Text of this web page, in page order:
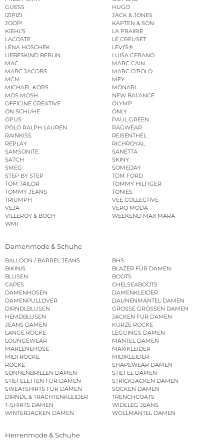
GUESS
HUGO
IZIPIZI
JACK & JONES
JOOP!
KAPTEN & SON
KIEHL’S
LA PRAIRIE
LACOSTE
LE CREUSET
LENA HOSCHEK
LEVI’S®
LIEBESKIND BERLIN
LUISA CERANO
MAC
MARC CAIN
MARC JACOBS
MARC O’POLO
MCM
MEY
MICHAEL KORS
MONARI
MOS MOSH
NEW BALANCE
OFFICINE CREATIVE
OLYMP
ON SCHUHE
ONLY
OPUS
PAUL GREEN
POLO RALPH LAUREN
RAGWEAR
RAINKISS
REISENTHEL
REPLAY
RICHROYAL
SAMSONITE
SANETTA
SATCH
SKINY
SMEG
SOMEDAY
STEP BY STEP
TOM FORD
TOM TAILOR
TOMMY HILFIGER
TOMMY JEANS
TONIES
TRIUMPH
VEE COLLECTIVE
VEJA
VERO MODA
VILLEROY & BOCH
WEEKEND MAX MARA
WMF
Damenmode & Schuhe
BALLOON / BARREL JEANS
BHS
BIKINIS
BLAZER FÜR DAMEN
BLUSEN
BOOTS
CAPES
CHELSEABOOTS
DAMENHOSEN
DAMENKLEIDER
DAMENPULLOVER
DAUNENMÄNTEL DAMEN
DIRNDLBLUSEN
GROSSE GRÖSSEN DAMEN
HEMDBLUSEN
JACKEN FÜR DAMEN
JEANS DAMEN
KURZE RÖCKE
LANGE RÖCKE
LEGGINGS DAMEN
LOUNGEWEAR
MÄNTEL DAMEN
MARLENEHOSE
MAXIKLEIDER
MIDI RÖCKE
MIDIKLEIDER
RÖCKE
SHAPEWEAR DAMEN
SONNENBRILLEN DAMEN
STIEFEL DAMEN
STIEFELETTEN FÜR DAMEN
STRICKJACKEN DAMEN
SWEATSHIRTS FÜR DAMEN
SOCKEN DAMEN
DIRNDL & TRACHTENKLEIDER
TRENCHCOATS
T-SHIRTS DAMEN
WIDELEG JEANS
WINTERJACKEN DAMEN
WOLLMÄNTEL DAMEN
Herrenmode & Schuhe